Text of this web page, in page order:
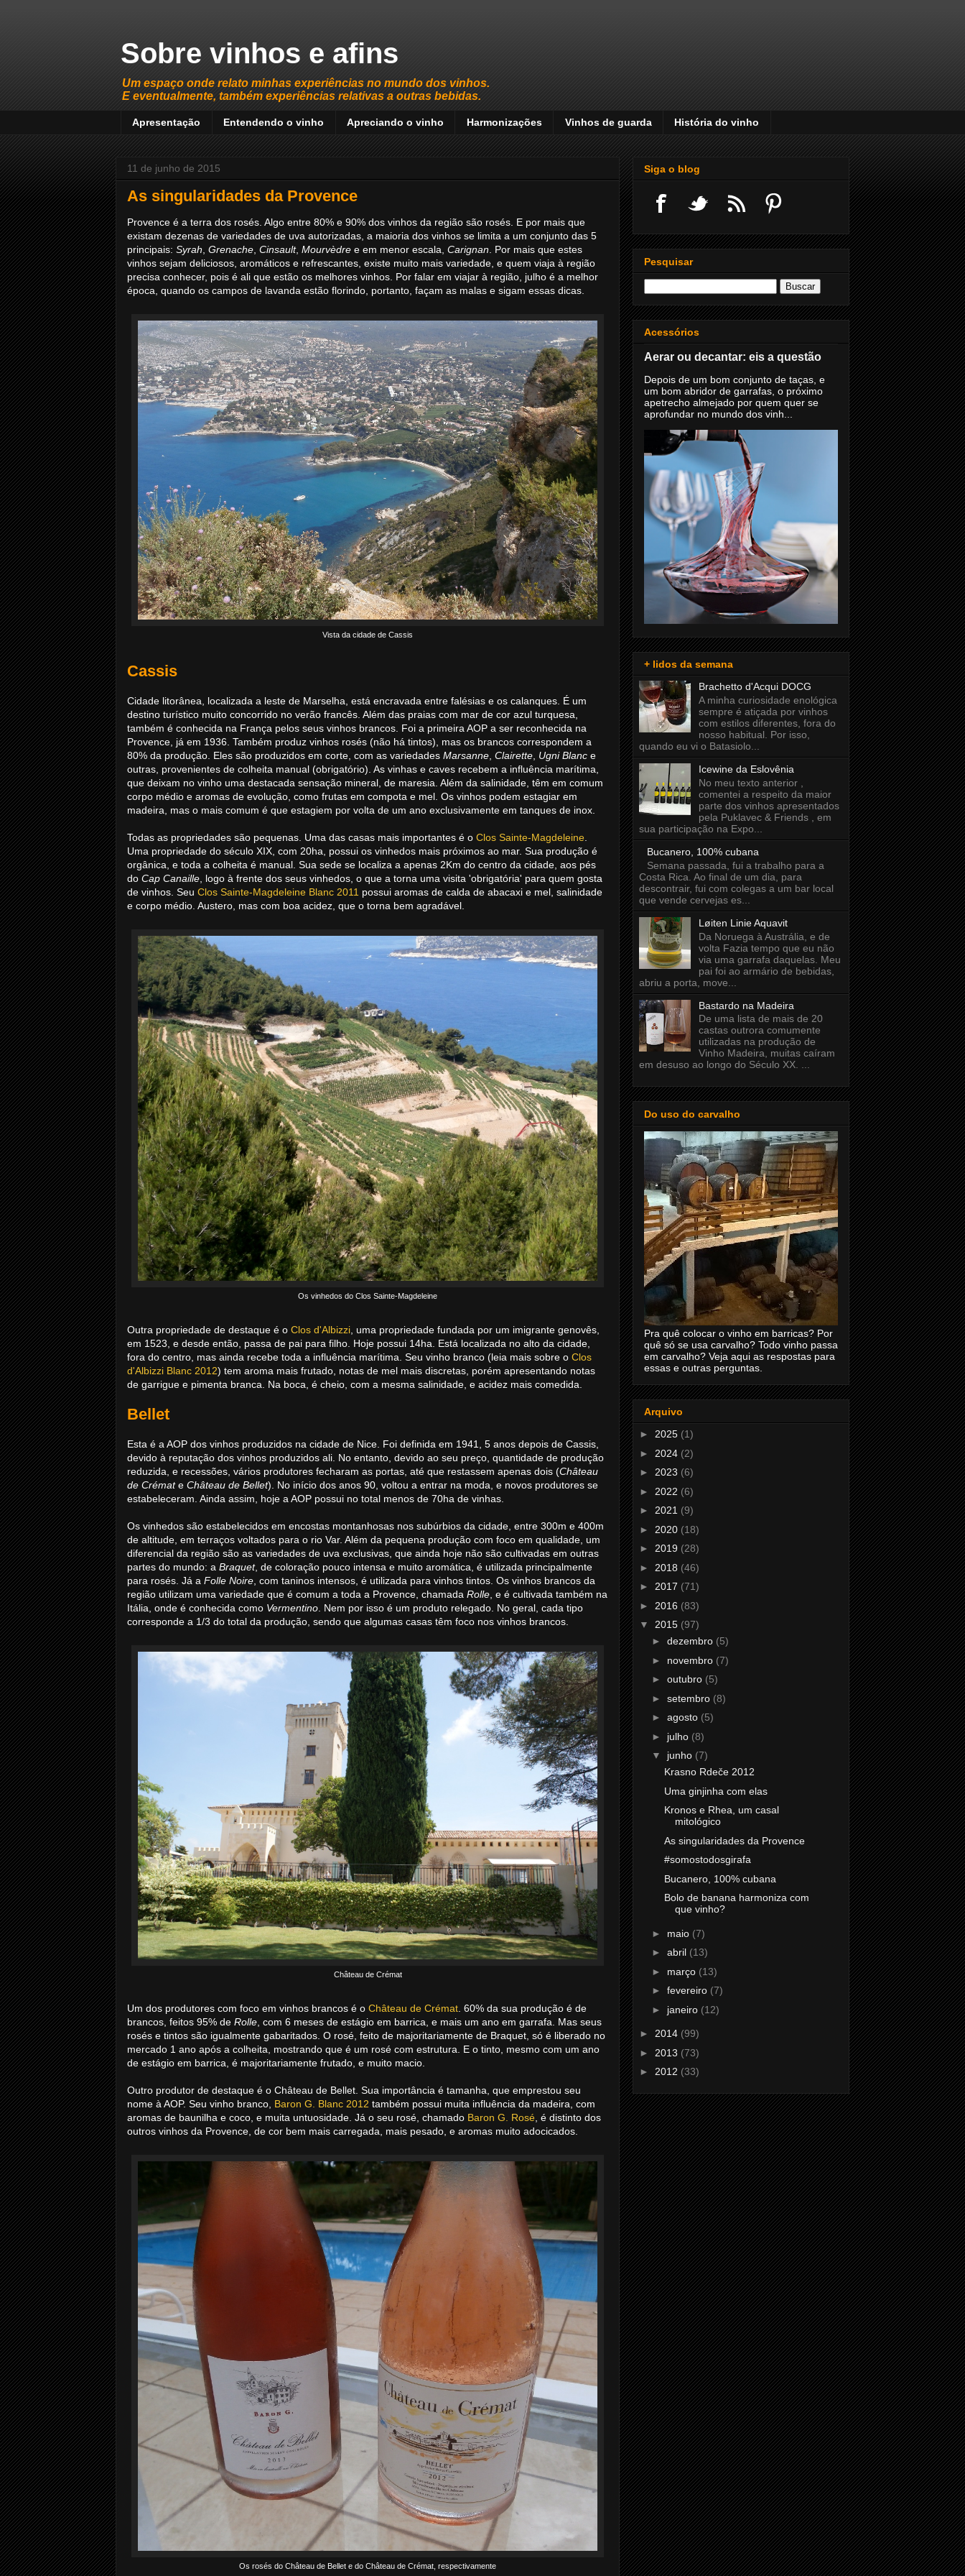
Sobre vinhos e afins
Um espaço onde relato minhas experiências no mundo dos vinhos.
E eventualmente, também experiências relativas a outras bebidas.
Apresentação Entendendo o vinho Apreciando o vinho Harmonizações Vinhos de guarda História do vinho
11 de junho de 2015
As singularidades da Provence
Provence é a terra dos rosés. Algo entre 80% e 90% dos vinhos da região são rosés. E por mais que
existam dezenas de variedades de uva autorizadas, a maioria dos vinhos se limita a um conjunto das 5
principais: Syrah Grenache Cinsault, Mourvèdre e em menor escala, Carignan . Por mais que estes
vinhos sejam deliciosos, aromáticos e refrescantes, existe muito mais variedade, e quem viaja à região
precisa conhecer, pois é ali que estão os melhores vinhos. Por falar em viajar à região, julho é a melhor
época, quando os campos de lavanda estão florindo, portanto, façam as malas e sigam essas dicas.
Vista da cidade de Cassis
Cassis
Cidade litorânea, localizada a leste de Marselha, está encravada entre falésias e os calanques. É um
destino turístico muito concorrido no verão francês. Além das praias com mar de cor azul turquesa,
também é conhecida na França pelos seus vinhos brancos. Foi a primeira AOP a ser reconhecida na
Provence, já em 1936. Também produz vinhos rosés (não há tintos), mas os brancos correspondem a
80% da produção. Eles são produzidos em corte, com as variedades Marsanne Clairette Ugni Blanc e
outras, provenientes de colheita manual (obrigatório). As vinhas e caves recebem a influência marítima,
que deixam no vinho uma destacada sensação mineral, de maresia. Além da salinidade, têm em comum
corpo médio e aromas de evolução, como frutas em compota e mel. Os vinhos podem estagiar em
madeira, mas o mais comum é que estagiem por volta de um ano exclusivamente em tanques de inox.
Todas as propriedades são pequenas. Uma das casas mais importantes é o Clos Sainte-Magdeleine
Uma propriedade do século XIX, com 20ha, possui os vinhedos mais próximos ao mar. Sua produção é
orgânica, e toda a colheita é manual. Sua sede se localiza a apenas 2Km do centro da cidade, aos pés
do Cap Canaille , logo à frente dos seus vinhedos, o que a torna uma visita 'obrigatória' para quem gosta
de vinhos. Seu Clos Sainte-Magdeleine Blanc 2011 possui aromas de calda de abacaxi e mel, salinidade
e corpo médio. Austero, mas com boa acidez, que o torna bem agradável.
Os vinhedos do Clos Sainte-Magdeleine
Outra propriedade de destaque é o Clos d'Albizzi , uma propriedade fundada por um imigrante genovês,
em 1523, e desde então, passa de pai para filho. Hoje possui 14ha. Está localizada no alto da cidade,
fora do centro, mas ainda recebe toda a influência marítima. Seu vinho branco (leia mais sobre o Clos
d'Albizzi Blanc 2012) tem aroma mais frutado, notas de mel mais discretas, porém apresentando notas
de garrigue e pimenta branca. Na boca, é cheio, com a mesma salinidade, e acidez mais comedida.
Bellet
Esta é a AOP dos vinhos produzidos na cidade de Nice. Foi definida em 1941, 5 anos depois de Cassis,
devido à reputação dos vinhos produzidos ali. No entanto, devido ao seu preço, quantidade de produção
reduzida, e recessões, vários produtores fecharam as portas, até que restassem apenas dois (Château
de Crémate Château de Bellet). No início dos anos 90, voltou a entrar na moda, e novos produtores se
estabeleceram. Ainda assim, hoje a AOP possui no total menos de 70ha de vinhas.
Os vinhedos são estabelecidos em encostas montanhosas nos subúrbios da cidade, entre 300m e 400m
de altitude, em terraços voltados para o rio Var. Além da pequena produção com foco em qualidade, um
diferencial da região são as variedades de uva exclusivas, que ainda hoje não são cultivadas em outras
partes do mundo: a Braquet, de coloração pouco intensa e muito aromática, é utilizada principalmente
para rosés. Já a Folle Noire , com taninos intensos, é utilizada para vinhos tintos. Os vinhos brancos da
região utilizam uma variedade que é comum a toda a Provence, chamada Rolle , e é cultivada também na
Itália, onde é conhecida como Vermentino . Nem por isso é um produto relegado. No geral, cada tipo
corresponde a 1/3 do total da produção, sendo que algumas casas têm foco nos vinhos brancos.
Château de Crémat
Um dos produtores com foco em vinhos brancos é o Château de Crémat . 60% da sua produção é de
brancos, feitos 95% de Rolle , com 6 meses de estágio em barrica, e mais um ano em garrafa. Mas seus
rosés e tintos são igualmente gabaritados. O rosé, feito de majoritariamente de Braquet, só é liberado no
mercado 1 ano após a colheita, mostrando que é um rosé com estrutura. E o tinto, mesmo com um ano
de estágio em barrica, é majoritariamente frutado, e muito macio.
Outro produtor de destaque é o Château de Bellet. Sua importância é tamanha, que emprestou seu
nome à AOP. Seu vinho branco, Baron G. Blanc 2012 também possui muita influência da madeira, com
aromas de baunilha e coco, e muita untuosidade. Já o seu rosé, chamado Baron G. Rosé , é distinto dos
outros vinhos da Provence, de cor bem mais carregada, mais pesado, e aromas muito adocicados.
Os rosés do Château de Bellet e do Château de Crémat, respectivamente
Siga o blog
Pesquisar
Acessórios
Aerar ou decantar: eis a questão
Depois de um bom conjunto de taças, e
um bom abridor de garrafas, o próximo
apetrecho almejado por quem quer se
aprofundar no mundo dos vinh...
+ lidos da semana
Brachetto d'Acqui DOCG
A minha curiosidade enológica
sempre é atiçada por vinhos
com estilos diferentes, fora do
nosso habitual. Por isso,
quando eu vi o Batasiolo...
Icewine da Eslovênia
No meu texto anterior ,
comentei a respeito da maior
parte dos vinhos apresentados
pela Puklavec & Friends , em
sua participação na Expo...
Bucanero, 100% cubana
Semana passada, fui a trabalho para a
Costa Rica. Ao final de um dia, para
descontrair, fui com colegas a um bar local
que vende cervejas es...
Løiten Linie Aquavit
Da Noruega à Austrália, e de
volta Fazia tempo que eu não
via uma garrafa daquelas. Meu
pai foi ao armário de bebidas,
abriu a porta, move...
Bastardo na Madeira
De uma lista de mais de 20
castas outrora comumente
utilizadas na produção de
Vinho Madeira, muitas caíram
em desuso ao longo do Século XX. ...
Do uso do carvalho
Pra quê colocar o vinho em barricas? Por
quê só se usa carvalho? Todo vinho passa
em carvalho? Veja aqui as respostas para
essas e outras perguntas.
Arquivo
► 2025 (1)
► 2024 (2)
► 2023 (6)
► 2022 (6)
► 2021 (9)
► 2020 (18)
► 2019 (28)
► 2018 (46)
► 2017 (71)
► 2016 (83)
▼ 2015 (97)
► dezembro (5)
► novembro (7)
► outubro (5)
► setembro (8)
► agosto (5)
► julho (8)
▼ junho (7)
Krasno Rdeče 2012
Uma ginjinha com elas
Kronos e Rhea, um casal
mitológico
As singularidades da Provence
#somostodosgirafa
Bucanero, 100% cubana
Bolo de banana harmoniza com
que vinho?
► maio (7)
► abril (13)
► março (13)
► fevereiro (7)
► janeiro (12)
► 2014 (99)
► 2013 (73)
► 2012 (33)